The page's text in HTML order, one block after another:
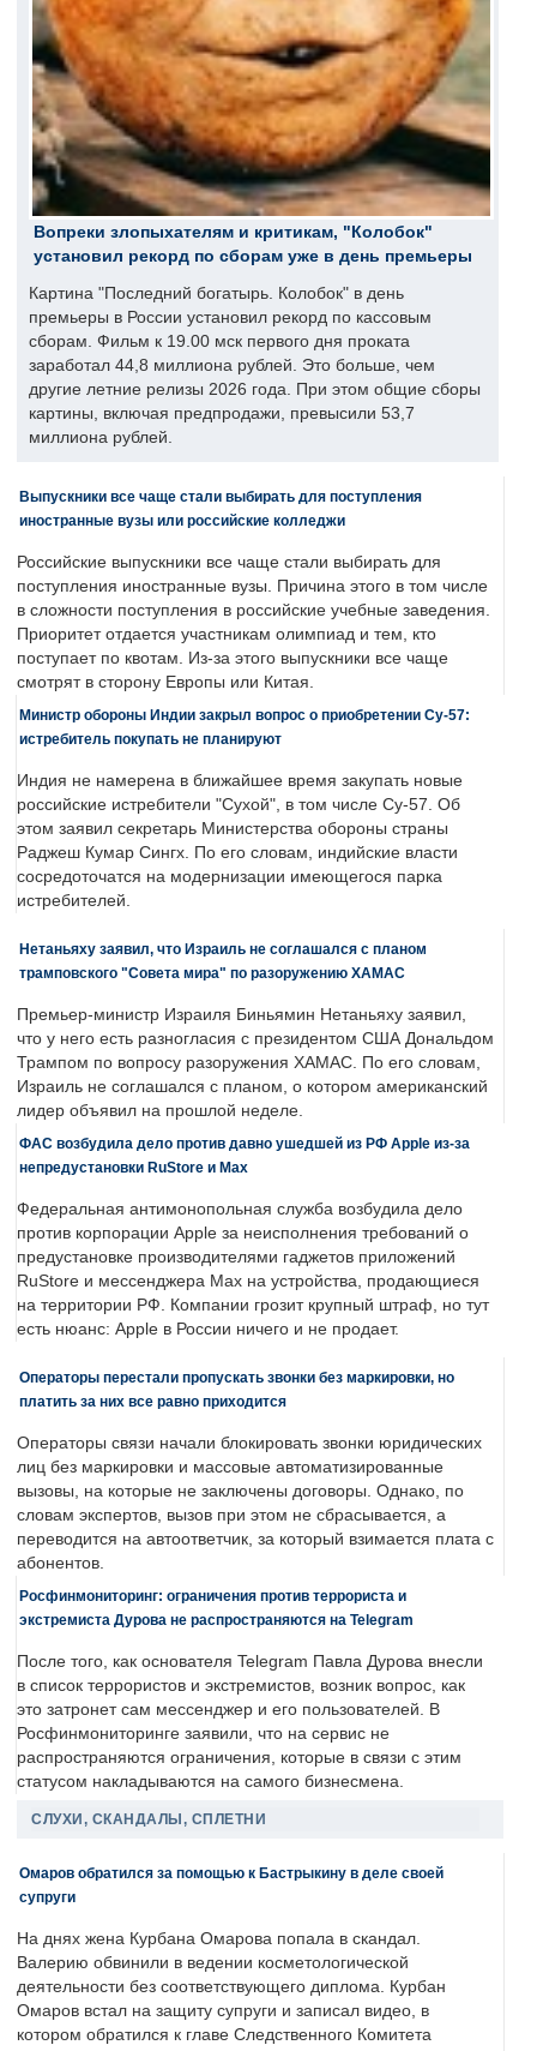
Вопреки злопыхателям и критикам, "Колобок"
установил рекорд по сборам уже в день премьеры
Картина "Последний богатырь. Колобок" в день
премьеры в России установил рекорд по кассовым
сборам. Фильм к 19.00 мск первого дня проката
заработал 44,8 миллиона рублей. Это больше, чем
другие летние релизы 2026 года. При этом общие сборы
картины, включая предпродажи, превысили 53,7
миллиона рублей.
Выпускники все чаще стали выбирать для поступления
иностранные вузы или российские колледжи
Российские выпускники все чаще стали выбирать для
поступления иностранные вузы. Причина этого в том числе
в сложности поступления в российские учебные заведения.
Приоритет отдается участникам олимпиад и тем, кто
поступает по квотам. Из-за этого выпускники все чаще
смотрят в сторону Европы или Китая.
Министр обороны Индии закрыл вопрос о приобретении Су-57:
истребитель покупать не планируют
Индия не намерена в ближайшее время закупать новые
российские истребители "Сухой", в том числе Су-57. Об
этом заявил секретарь Министерства обороны страны
Раджеш Кумар Сингх. По его словам, индийские власти
сосредоточатся на модернизации имеющегося парка
истребителей.
Нетаньяху заявил, что Израиль не соглашался с планом
трамповского "Совета мира" по разоружению ХАМАС
Премьер-министр Израиля Биньямин Нетаньяху заявил,
что у него есть разногласия с президентом США Дональдом
Трампом по вопросу разоружения ХАМАС. По его словам,
Израиль не соглашался с планом, о котором американский
лидер объявил на прошлой неделе.
ФАС возбудила дело против давно ушедшей из РФ Apple из-за
непредустановки RuStore и Max
Федеральная антимонопольная служба возбудила дело
против корпорации Apple за неисполнения требований о
предустановке производителями гаджетов приложений
RuStore и мессенджера Max на устройства, продающиеся
на территории РФ. Компании грозит крупный штраф, но тут
есть нюанс: Apple в России ничего и не продает.
Операторы перестали пропускать звонки без маркировки, но
платить за них все равно приходится
Операторы связи начали блокировать звонки юридических
лиц без маркировки и массовые автоматизированные
вызовы, на которые не заключены договоры. Однако, по
словам экспертов, вызов при этом не сбрасывается, а
переводится на автоответчик, за который взимается плата с
абонентов.
Росфинмониторинг: ограничения против террориста и
экстремиста Дурова не распространяются на Telegram
После того, как основателя Telegram Павла Дурова внесли
в список террористов и экстремистов, возник вопрос, как
это затронет сам мессенджер и его пользователей. В
Росфинмониторинге заявили, что на сервис не
распространяются ограничения, которые в связи с этим
статусом накладываются на самого бизнесмена.
СЛУХИ, СКАНДАЛЫ, СПЛЕТНИ
Омаров обратился за помощью к Бастрыкину в деле своей
супруги
На днях жена Курбана Омарова попала в скандал.
Валерию обвинили в ведении косметологической
деятельности без соответствующего диплома. Курбан
Омаров встал на защиту супруги и записал видео, в
котором обратился к главе Следственного Комитета